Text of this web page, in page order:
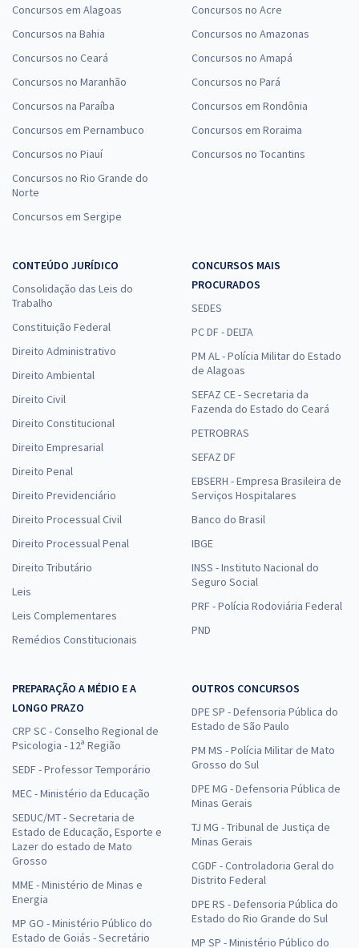
Concursos em Alagoas
Concursos na Bahia
Concursos no Ceará
Concursos no Maranhão
Concursos na Paraíba
Concursos em Pernambuco
Concursos no Piauí
Concursos no Rio Grande do
Norte
Concursos em Sergipe
Concursos no Acre
Concursos no Amazonas
Concursos no Amapá
Concursos no Pará
Concursos em Rondônia
Concursos em Roraima
Concursos no Tocantins
CONTEÚDO JURÍDICO
Consolidação das Leis do
Trabalho
Constituição Federal
Direito Administrativo
Direito Ambiental
Direito Civil
Direito Constitucional
Direito Empresarial
Direito Penal
Direito Previdenciário
Direito Processual Civil
Direito Processual Penal
Direito Tributário
Leis
Leis Complementares
Remédios Constitucionais
CONCURSOS MAIS
PROCURADOS
SEDES
PC DF - DELTA
PM AL - Polícia Militar do Estado
de Alagoas
SEFAZ CE - Secretaria da
Fazenda do Estado do Ceará
PETROBRAS
SEFAZ DF
EBSERH - Empresa Brasileira de
Serviços Hospitalares
Banco do Brasil
IBGE
INSS - Instituto Nacional do
Seguro Social
PRF - Polícia Rodoviária Federal
PND
PREPARAÇÃO A MÉDIO E A
LONGO PRAZO
CRP SC - Conselho Regional de
Psicologia - 12ª Região
SEDF - Professor Temporário
MEC - Ministério da Educação
SEDUC/MT - Secretaria de
Estado de Educação, Esporte e
Lazer do estado de Mato
Grosso
MME - Ministério de Minas e
Energia
MP GO - Ministério Público do
Estado de Goiás - Secretário
OUTROS CONCURSOS
DPE SP - Defensoria Pública do
Estado de São Paulo
PM MS - Polícia Militar de Mato
Grosso do Sul
DPE MG - Defensoria Pública de
Minas Gerais
TJ MG - Tribunal de Justiça de
Minas Gerais
CGDF - Controladoria Geral do
Distrito Federal
DPE RS - Defensoria Pública do
Estado do Rio Grande do Sul
MP SP - Ministério Público do